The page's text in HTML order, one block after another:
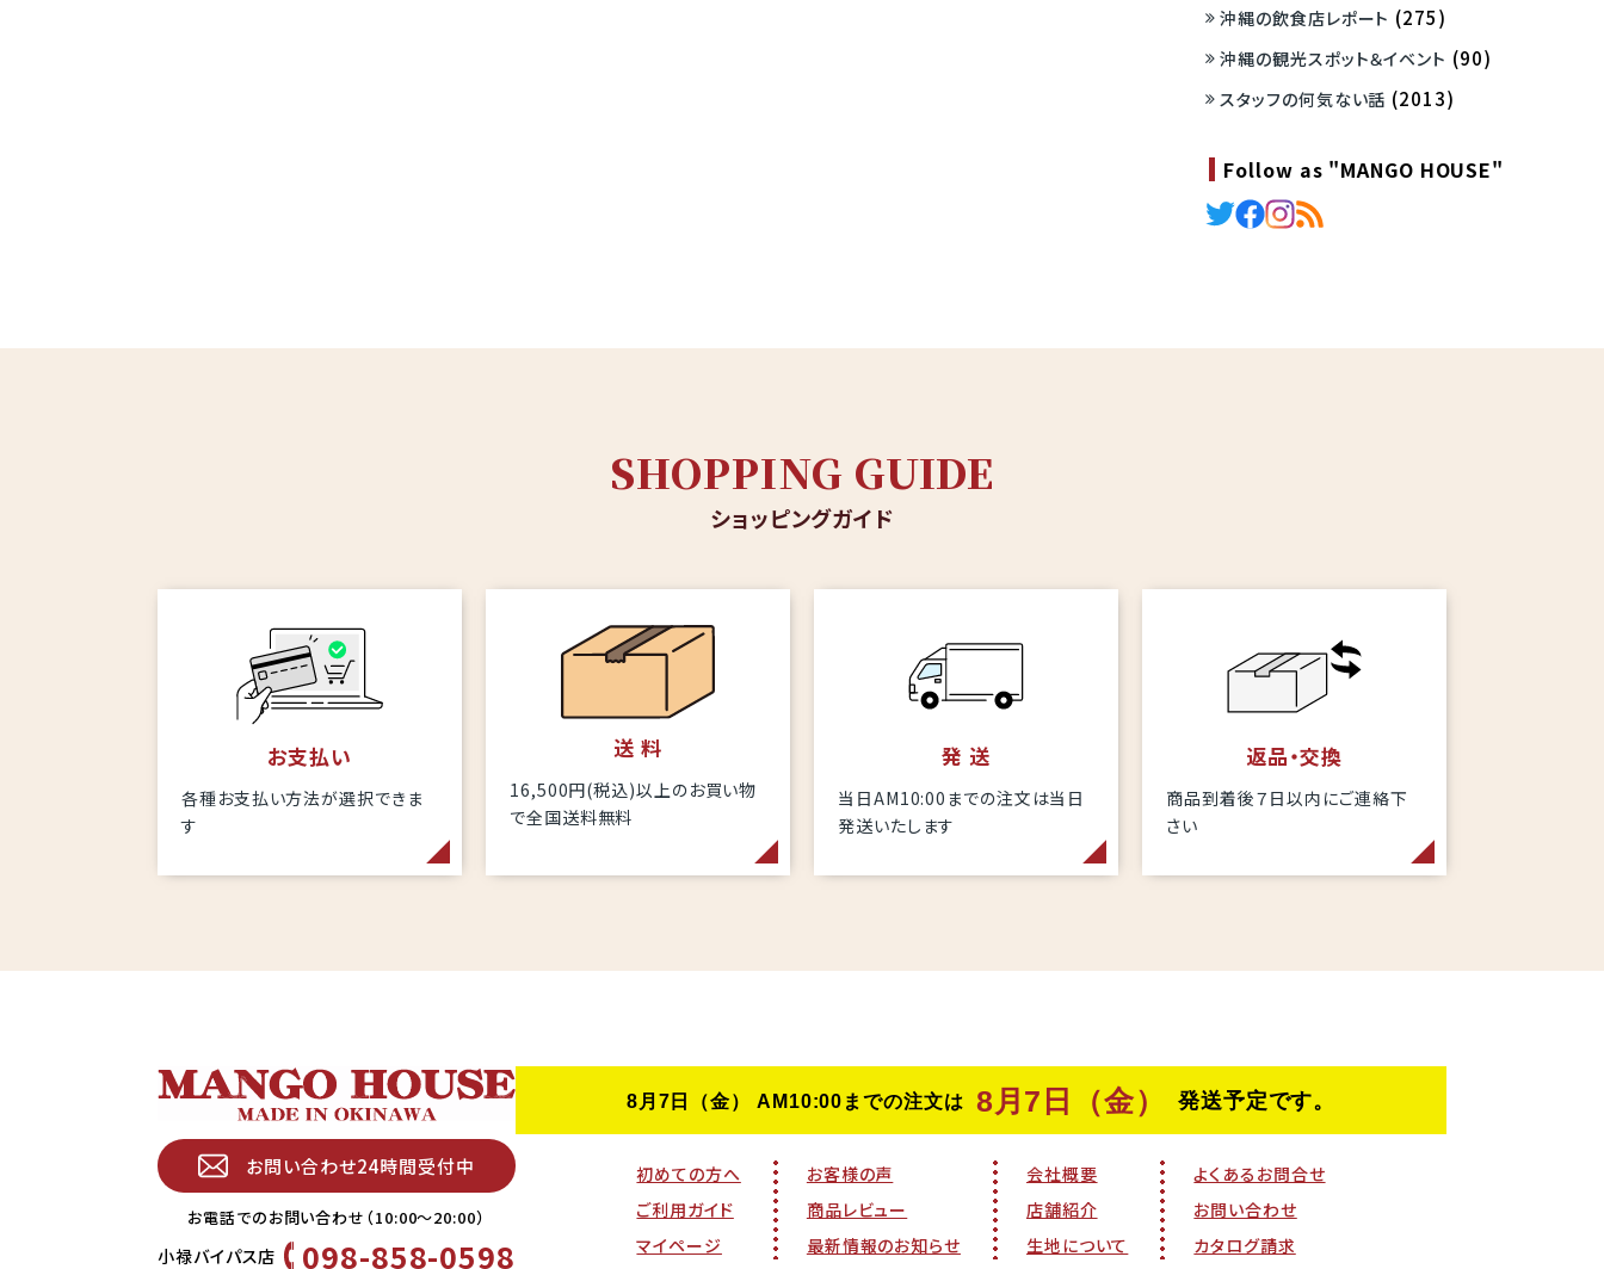
沖縄の飲食店レポート (275)
沖縄の観光スポット＆イベント (90)
スタッフの何気ない話 (2013)
Follow as "MANGO HOUSE"
SHOPPING GUIDE
ショッピングガイド
お支払い
各種お支払い方法が選択できま
す
送 料
16,500円(税込)以上のお買い物
で全国送料無料
発 送
当日AM10:00までの注文は当日
発送いたします
返品・交換
商品到着後７日以内にご連絡下
さい
お問い合わせ24時間受付中
お電話でのお問い合わせ（10:00〜20:00）
小禄バイパス店 098-858-0598
初めての方へ
ご利用ガイド
マイページ
お客様の声
商品レビュー
最新情報のお知らせ
会社概要
店舗紹介
生地について
よくあるお問合せ
お問い合わせ
カタログ請求